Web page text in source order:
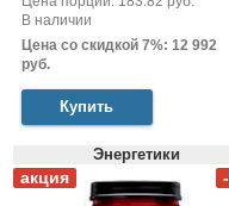
В наличии
Цена со скидкой 7%: 12 992
руб.
Купить
Энергетики